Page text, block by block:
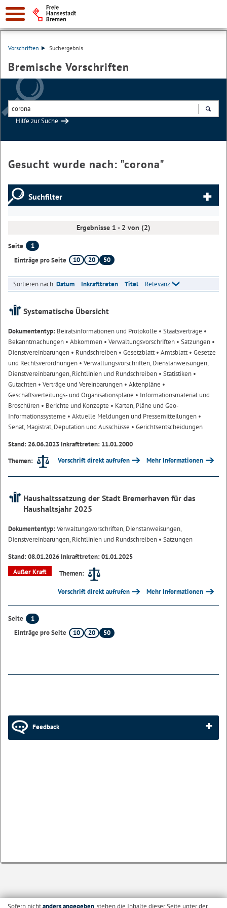
Vorschriften Suchergebnis
Bremische Vorschriften
Hilfe zur Suche
Gesucht wurde nach: "corona"
Suchfilter
Ergebnisse 1 - 2 von (2)
Seite
1
Einträge pro Seite
10 20 50
Sortieren nach:Datum Inkrafttreten Titel Relevanz
Systematische Übersicht
Dokumententyp: Beiratsinformationen und Protokolle • Staatsverträge •
Bekanntmachungen • Abkommen • Verwaltungsvorschriften • Satzungen •
Dienstvereinbarungen • Rundschreiben • Gesetzblatt• Amtsblatt• Gesetze
und Rechtsverordnungen • Verwaltungsvorschriften, Dienstanweisungen,
Dienstvereinbarungen, Richtlinien und Rundschreiben • Statistiken •
Gutachten • Verträge und Vereinbarungen • Aktenpläne •
Geschäftsverteilungs- und Organisationspläne • Informationsmaterial und
Broschüren • Berichte und Konzepte • Karten, Pläne und Geo-
Informationssysteme • Aktuelle Meldungen und Pressemitteilungen •
Senat, Magistrat, Deputation und Ausschüsse • Gerichtsentscheidungen
Stand: 26.06.2023 Inkrafttreten: 11.01.2000
Themen:
Vorschrift direkt aufrufen Mehr Informationen
Haushaltssatzung der Stadt Bremerhaven für das
Haushaltsjahr 2025
Dokumententyp:Verwaltungsvorschriften, Dienstanweisungen,
Dienstvereinbarungen, Richtlinien und Rundschreiben • Satzungen
Stand: 08.01.2026 Inkrafttreten: 01.01.2025
Außer Kraft
Themen:
Vorschrift direkt aufrufen Mehr Informationen
Seite
1
Einträge pro Seite
10 20 50
Feedback
Sofern nichtanders angegeben , stehen die Inhalte dieser Seite unter der